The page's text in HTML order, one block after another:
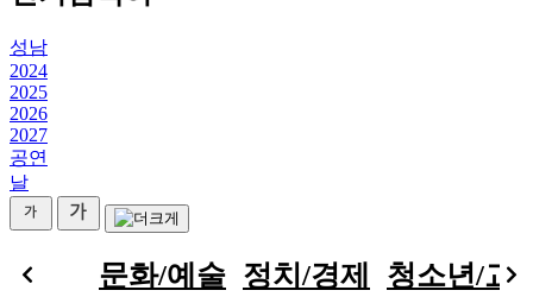
성남
2024
2025
2026
2027
공연
날
문화/예술 정치/경제 청소년/교